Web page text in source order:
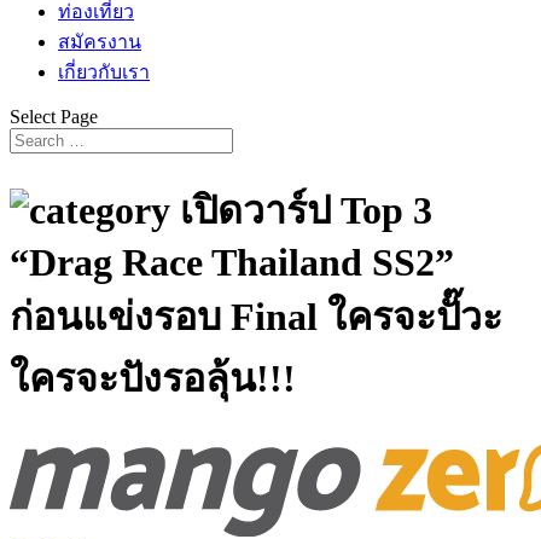
ท่องเที่ยว
สมัครงาน
เกี่ยวกับเรา
Select Page
เปิดวาร์ป Top 3
“Drag Race Thailand SS2”
ก่อนแข่งรอบ Final ใครจะปั๊วะ
ใครจะปังรอลุ้น!!!